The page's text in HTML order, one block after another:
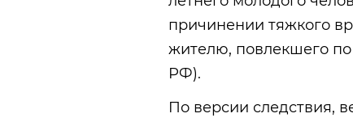
причинении тяжкого
жителю, повлекшего по
РФ).
По версии следствия,